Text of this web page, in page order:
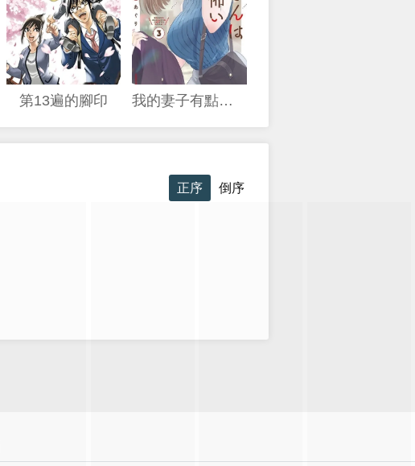
第13遍的腳印 我的妻子有點可怕
正序 倒序